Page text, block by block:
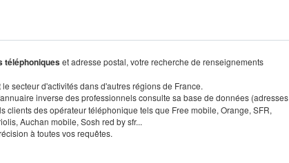
téléphoniqueset adresse postal, votre recherche de renseignements
secteur d'activités dans d'autres régions de France.
inverse des professionnels consulte sa base de données (adresses
des opérateur téléphonique tels que Free mobile, Orange, SFR,
Auchan mobile, Sosh red by sfr...
à toutes vos requêtes.